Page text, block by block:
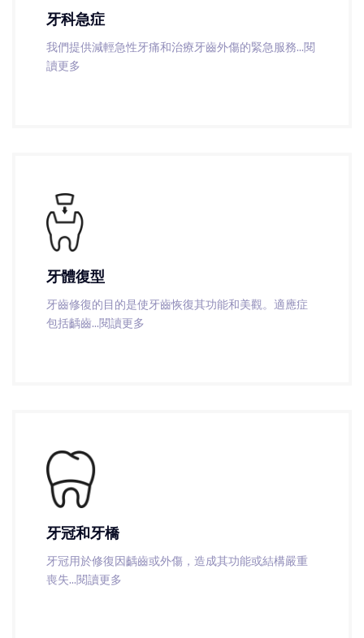
牙科急症
我們提供減輕急性牙痛和治療牙齒外傷的緊急服務...閱
讀更多
牙體復型
牙齒修復的目的是使牙齒恢復其功能和美觀。適應症
包括齲齒...閱讀更多
牙冠和牙橋
牙冠用於修復因齲齒或外傷，造成其功能或結構嚴重
喪失...閱讀更多